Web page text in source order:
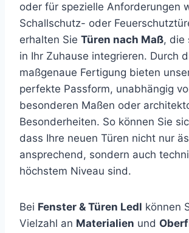
oder für spezielle Anforderungen
Schallschutz- oder
erhalten Sie Türen nach Maß, die
in Ihr Zuhause integrieren. Durch
maßgenaue Fertigung bieten
perfekte Passform, unabhängig
besonderen Maßen oder
Besonderheiten. So können Sie
dass Ihre neuen Türen nicht nur
ansprechend, sondern auch
höchstem Niveau sind.
Bei Fenster & Türen Ledl können
Vielzahl an Materialien und